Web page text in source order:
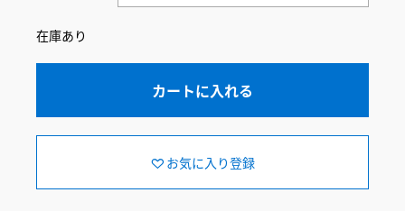
在庫あり
カートに入れる
お気に入り登録